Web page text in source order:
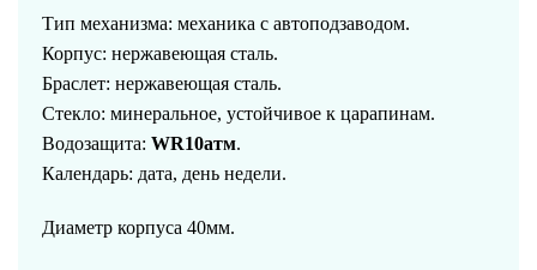
Тип механизма: механика с автоподзаводом.
Корпус: нержавеющая сталь.
Браслет: нержавеющая сталь.
Стекло: минеральное, устойчивое к царапинам.
Водозащита: WR10атм.
Календарь: дата, день недели.
Диаметр корпуса 40мм.